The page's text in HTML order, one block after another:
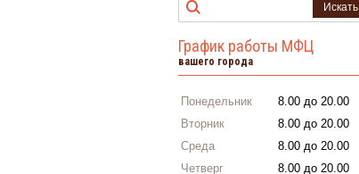
Искать
График работы МФЦ
вашего города
Понедельник
8.00 до 20.00
Вторник
8.00 до 20.00
Среда
8.00 до 20.00
Четверг
8.00 до 20.00